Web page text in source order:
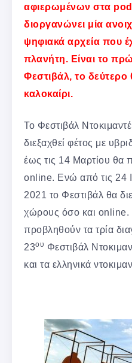
αφιερωμένων στα
διοργανώνει μία
ψηφιακά αρχεία που
πλανήτη. Είναι το
Φεστιβάλ, το δεύτερο
καλοκαίρι.
Το Φεστιβάλ
διεξαχθεί φέτος με
έως τις 14 Μαρτίου θα
online. Ενώ από τις 24
2021 το Φεστιβάλ θα
χώρους όσο και online.
προβληθούν τα τρία
23ου Φεστιβάλ
και τα ελληνικά